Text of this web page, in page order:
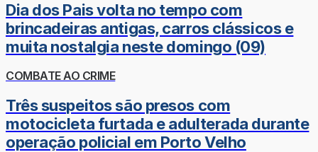
Dia dos Pais volta no tempo com
brincadeiras antigas, carros clássicos e
muita nostalgia neste domingo (09)
COMBATE AO CRIME
Três suspeitos são presos com
motocicleta furtada e adulterada durante
operação policial em Porto Velho